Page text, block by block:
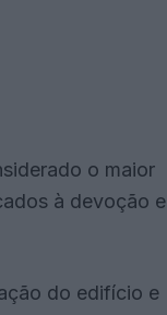
o maior
à devoção e
do edifício e